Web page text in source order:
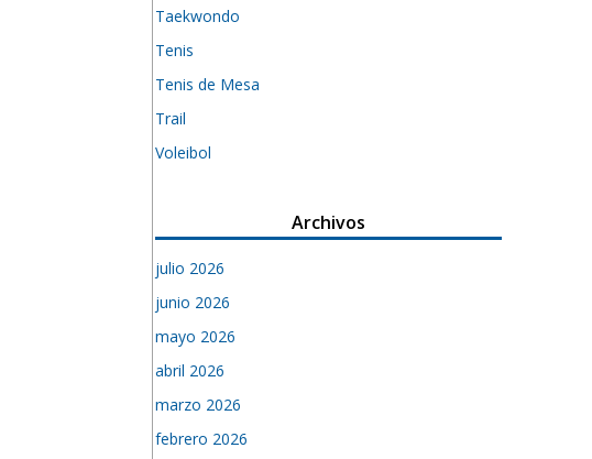
Taekwondo
Tenis
Tenis de Mesa
Trail
Voleibol
Archivos
julio 2026
junio 2026
mayo 2026
abril 2026
marzo 2026
febrero 2026